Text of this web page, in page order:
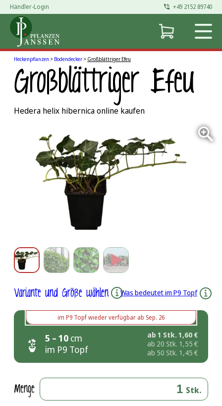
Zum
Inhalt
springen
Händler-Login +49 2152 89740
Heckenpflanzen > Bodendecker > Großblättriger Efeu
Großblättriger Efeu
Hedera helix hibernica online kaufen
Variante und Größe wählen Was bedeutet im P9 Topf
im P9 Topfwieder verfügbar ab Sep. 26
5 – 10 cm
im P9 Topf
ab 1 Stk.1,60 €
ab 20 Stk. 1,55 €
ab 50 Stk. 1,45 €
Menge Stk.